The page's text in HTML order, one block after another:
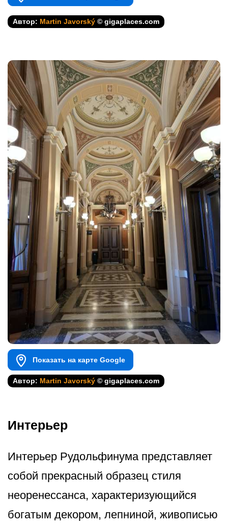
Автор: Martin Javorský © gigaplaces.com
Показать на карте Google
Автор: Martin Javorský © gigaplaces.com
Интерьер
Интерьер Рудольфинума представляет
собой прекрасный образец стиля
неоренессанса, характеризующийся
богатым декором, лепниной, живописью